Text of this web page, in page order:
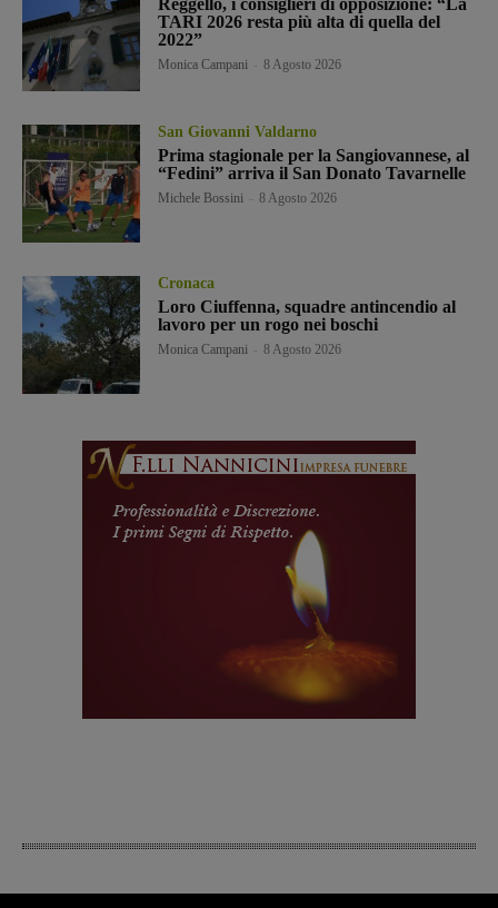
TARI 2026 resta più alta di quella del
2022”
Monica Campani 8 Agosto 2026
San Giovanni Valdarno
Prima stagionale per la Sangiovannese, al
“Fedini” arriva il San Donato Tavarnelle
Michele Bossini 8 Agosto 2026
Cronaca
Loro Ciuffenna, squadre antincendio al
lavoro per un rogo nei boschi
Monica Campani 8 Agosto 2026